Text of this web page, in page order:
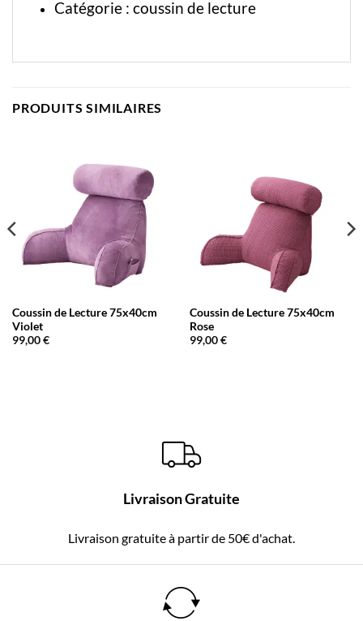
Catégorie : coussin de lecture
PRODUITS SIMILAIRES
Coussin de Lecture 75x40cm
Violet
99,00€
Coussin de Lecture 75x40cm
Rose
99,00€
Livraison Gratuite
Livraison gratuite à partir de 50€ d'achat.